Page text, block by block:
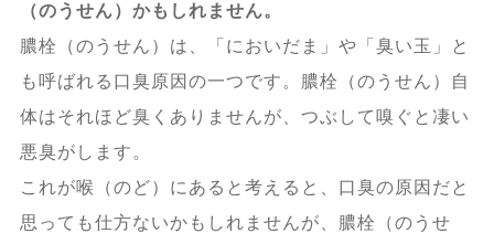
（のうせん）かもしれません。
膿栓（のうせん）は、「においだま」や「臭い玉」と
も呼ばれる口臭原因の一つです。膿栓（のうせん）自
体はそれほど臭くありませんが、つぶして嗅ぐと凄い
悪臭がします。
これが喉（のど）にあると考えると、口臭の原因だと
思っても仕方ないかもしれませんが、膿栓（のうせ